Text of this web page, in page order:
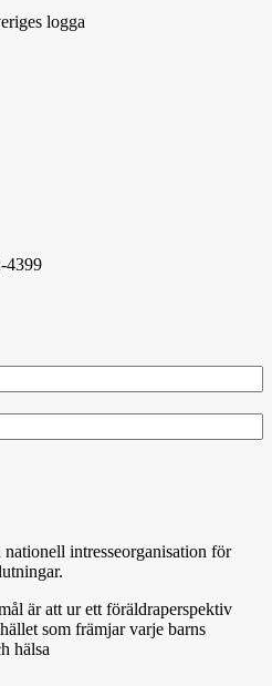
4399
intresseorganisation för
är att ur ett föräldraperspektiv
som främjar varje barns
hälsa